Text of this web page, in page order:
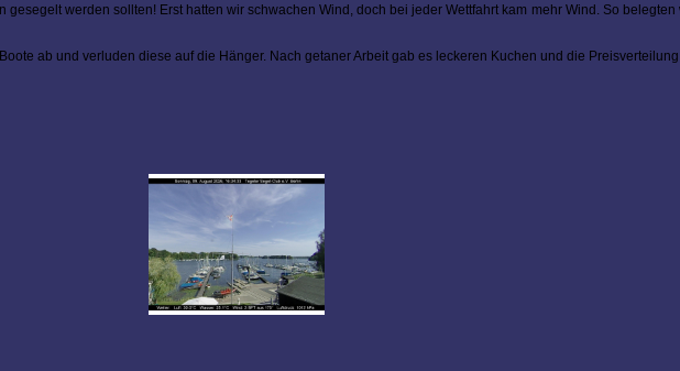
gesegelt werden sollten! Erst hatten wir schwachen Wind, doch bei jeder Wettfahrt kam mehr Wind. So
ab und verluden diese auf die Hänger. Nach getaner Arbeit gab es leckeren Kuchen und die